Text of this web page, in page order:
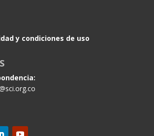
y condiciones de uso